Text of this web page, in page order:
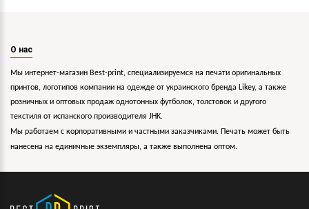
О нас
Мы интернет-магазин Best-print, специализируемся на печати оригинальных
принтов, логотипов компании на одежде от украинского бренда Likey, а также
розничных и оптовых продаж однотонных футболок, толстовок и другого
текстиля от испанского производителя JHK.
Мы работаем с корпоративными и частными заказчиками. Печать может быть
нанесена на единичные экземпляры, а также выполнена оптом.